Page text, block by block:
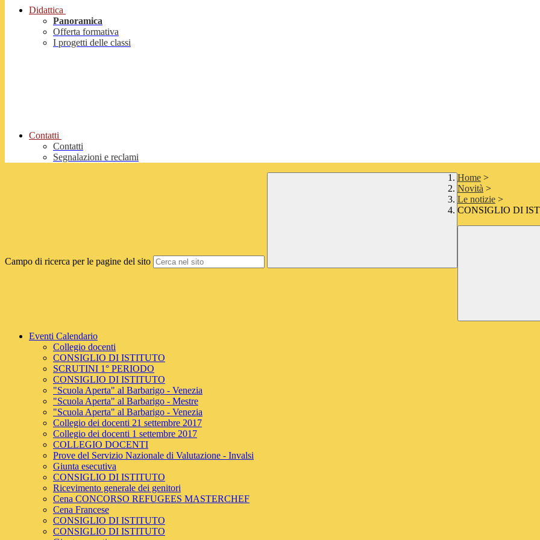
Didattica
Panoramica
Offerta formativa
I progetti delle classi
Contatti
Contatti
Segnalazioni e reclami
Campo di ricerca per le pagine del sito
Home >
Novità >
Le notizie >
CONSIGLIO DI
Eventi Calendario
Collegio docenti
CONSIGLIO DI ISTITUTO
SCRUTINI 1° PERIODO
CONSIGLIO DI ISTITUTO
"Scuola Aperta" al Barbarigo - Venezia
"Scuola Aperta" al Barbarigo - Mestre
"Scuola Aperta" al Barbarigo - Venezia
Collegio dei docenti 21 settembre 2017
Collegio dei docenti 1 settembre 2017
COLLEGIO DOCENTI
Prove del Servizio Nazionale di Valutazione - Invalsi
Giunta esecutiva
CONSIGLIO DI ISTITUTO
Ricevimento generale dei genitori
Cena CONCORSO REFUGEES MASTERCHEF
Cena Francese
CONSIGLIO DI ISTITUTO
CONSIGLIO DI ISTITUTO